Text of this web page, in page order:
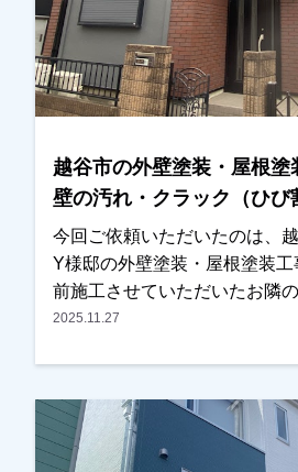
職人が担当して施工させてい
した。外壁の色決めについて
ーションをいくつかご確認い
住まいの雰囲気に合う色をお
た。施工後は「とても綺麗に
たちも大変嬉しく思っており
なお住まいの外壁塗装工事を
にありがとうございました。
越谷市の外壁塗装・屋根塗
壁の汚れ・クラック（ひび
【Y様邸】
今回ご依頼いただいたのは、
Y様邸の外壁塗装・屋根塗装
前施工させていただいたお隣
た際、Y様邸の屋根の状態が気
いる部分が見られたため、写
態をご確認いただきました。
も、・外壁の汚れ・クラック
2025.11.27